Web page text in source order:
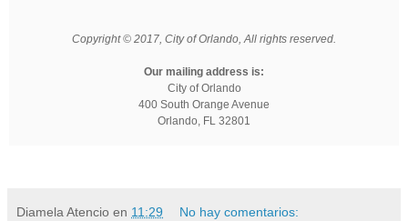
Copyright © 2017, City of Orlando, All rights reserved.
Our mailing address is:
City of Orlando
400 South Orange Avenue
Orlando, FL 32801
Diamela Atencio en 11:29 No hay comentarios: